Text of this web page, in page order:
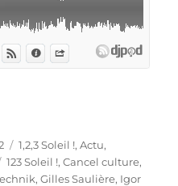
Catégories
1,2,3 Soleil !,Actu,
Étiquettes
123 Soleil !,Cancel culture,
,Gilles Saulière, Igor